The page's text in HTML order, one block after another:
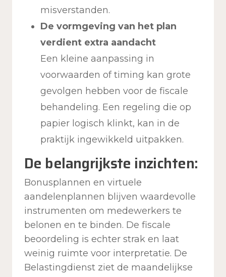
misverstanden.
De vormgeving van het plan
verdient extra aandacht
Een kleine aanpassing in
voorwaarden of timing kan grote
gevolgen hebben voor de fiscale
behandeling. Een regeling die op
papier logisch klinkt, kan in de
praktijk ingewikkeld uitpakken.
De belangrijkste inzichten:
Bonusplannen en virtuele
aandelenplannen blijven waardevolle
instrumenten om medewerkers te
belonen en te binden. De fiscale
beoordeling is echter strak en laat
weinig ruimte voor interpretatie. De
Belastingdienst ziet de maandelijkse